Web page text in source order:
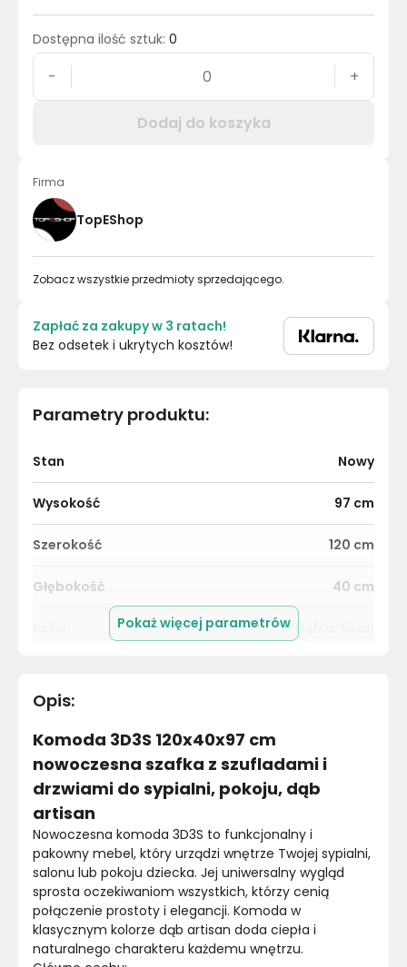
Parametry produktu:
Stan Nowy
Wysokość 97 cm
Szerokość 120 cm
Głębokość 40 cm
Kolor blatu
Liczba wnęk zamykanych
Nogi / Stopki Nie dotyczy
Oświetlenie Nie dotyczy
Uchwyty Nie dotyczy
Prowadnice
Wykończenie półek
Pokaż więcej parametrów
Opis:
Komoda 3D3S 120x40x97 cm
nowoczesna szafka z szufladami i
drzwiami do sypialni, pokoju, dąb
artisan
Nowoczesna komoda 3D3S to funkcjonalny i
pakowny mebel, który urządzi wnętrze Twojej sypialni,
salonu lub pokoju dziecka. Jej uniwersalny wygląd
sprosta oczekiwaniom wszystkich, którzy cenią
połączenie prostoty i elegancji. Komoda w
klasycznym kolorze dąb artisan doda ciepła i
naturalnego charakteru każdemu wnętrzu.
Dostępna ilość sztuk: 0
- +
Dodaj do koszyka
Firma
TopEShop
Zobacz wszystkie przedmioty sprzedającego.
Zapłać za zakupy w 3 ratach!
Bez odsetek i ukrytych kosztów!